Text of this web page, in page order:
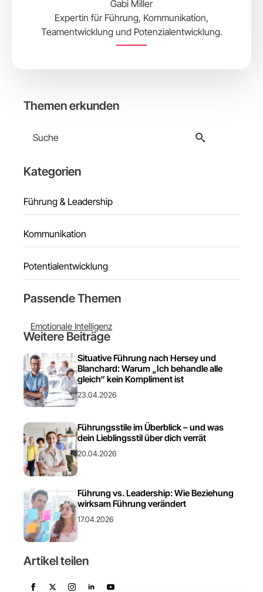
Gabi Miller
Expertin für Führung, Kommunikation,
Teamentwicklung und Potenzialentwicklung.
Themen erkunden
Kategorien
Führung & Leadership
Kommunikation
Potentialentwicklung
Passende Themen
Emotionale Intelligenz
Weitere Beiträge
Situative Führung nach Hersey und
Blanchard: Warum „Ich behandle alle
gleich“ kein Kompliment ist
23.04.2026
Führungsstile im Überblick – und was
dein Lieblingsstil über dich verrät
20.04.2026
Führung vs. Leadership: Wie Beziehung
wirksam Führung verändert
17.04.2026
Artikel teilen